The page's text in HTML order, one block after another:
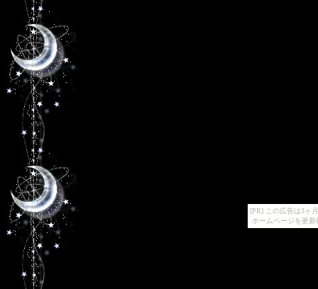
[PR] この広告は3ヶ
ホームページを更